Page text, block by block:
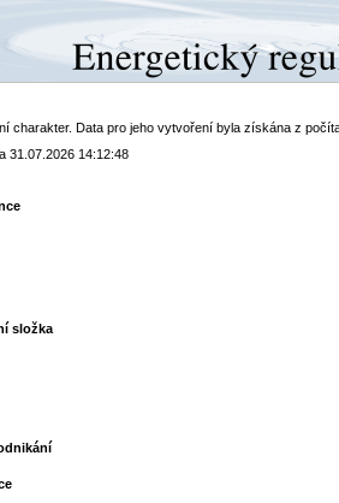
charakter. Data pro jeho vytvoření byla získána z
31.07.2026 14:12:48
složka